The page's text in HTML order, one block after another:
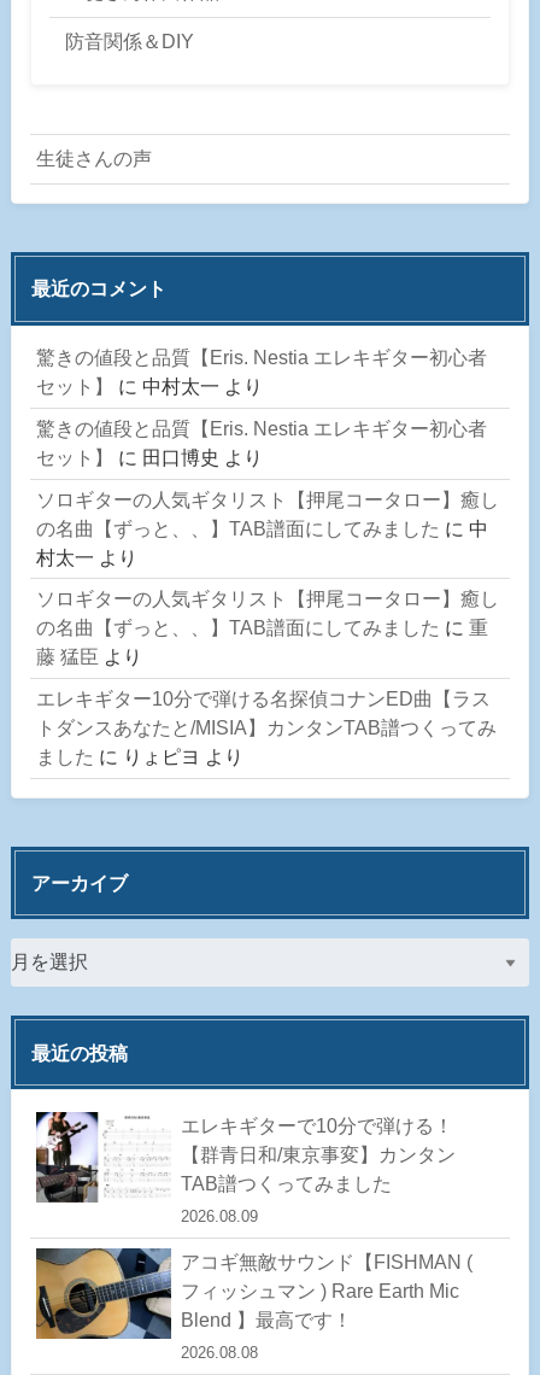
防音関係＆DIY
生徒さんの声
最近のコメント
驚きの値段と品質【Eris. Nestia エレキギター初心者
セット】
に 中村太一 より
驚きの値段と品質【Eris. Nestia エレキギター初心者
セット】
に 田口博史 より
ソロギターの人気ギタリスト【押尾コータロー】癒し
の名曲【ずっと、、】TAB譜面にしてみました に 中
村太一 より
ソロギターの人気ギタリスト【押尾コータロー】癒し
の名曲【ずっと、、】TAB譜面にしてみました に 重
藤 猛臣 より
エレキギター10分で弾ける名探偵コナンED曲【ラス
トダンスあなたと/MISIA】カンタンTAB譜つくってみ
ました に りょピヨ より
アーカイブ
最近の投稿
エレキギターで10分で弾ける！
【群青日和/東京事変】カンタン
TAB譜つくってみました
2026.08.09
アコギ無敵サウンド【FISHMAN (
フィッシュマン ) Rare Earth Mic
Blend 】最高です！
2026.08.08